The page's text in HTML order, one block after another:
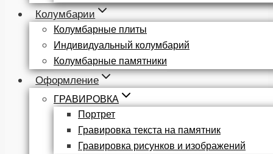
Колумбарии
Колумбарные плиты
Индивидуальный колумбарий
Колумбарные памятники
Оформление
ГРАВИРОВКА
Портрет
Гравировка текста на памятник
Гравировка рисунков и изображений